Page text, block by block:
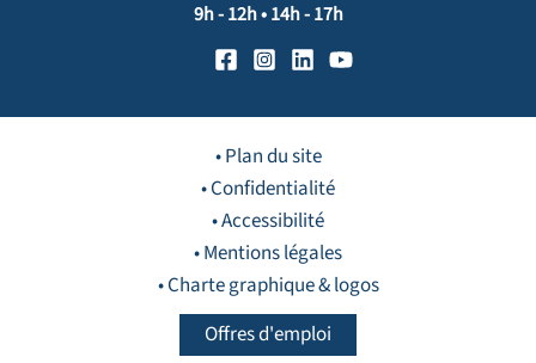
9h - 12h • 14h - 17h
• Plan du site
• Confidentialité
• Accessibilité
• Mentions légales
• Charte graphique & logos
Offres d'emploi